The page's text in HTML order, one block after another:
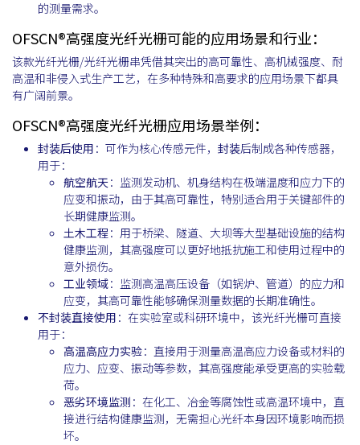
的测量需求。
OFSCN®高强度光纤光栅可能的应用场景和行业：
该款光纤光栅/光纤光栅串凭借其突出的高可靠性、高机械强度、耐
高温和非侵入式生产工艺，在多种特殊和高要求的应用场景下都具
有广阔前景。
OFSCN®高强度光纤光栅应用场景举例：
封装后使用 ：可作为核心传感元件， 封装后制成各种传感器，
用于：
航空航天：监测发动机、机身结构在极端温度和应力下的
应变和振动，由于其高可靠性，特别适合用于关键部件的
长期健康监测。
土木工程：用于桥梁、隧道、大坝等大型基础设施的结构
健康监测，其高强度可以更好地抵抗施工和使用过程中的
意外损伤。
工业领域：监测高温高压设备（如锅炉、管道）的应力和
应变，其高可靠性能够确保测量数据的长期准确性。
不封装直接使用 ：在实验室或科研环境中，该光纤光栅可直接
用于：
高温高应力实验：直接用于测量高温高应力设备或材料的
应力、应变、振动等参数，其高强度能承受更高的实验载
荷。
恶劣环境监测 ：在化工、冶金等腐蚀性或高温环境中，直
接进行结构健康监测，无需担心光纤本身因环境影响而损
坏。